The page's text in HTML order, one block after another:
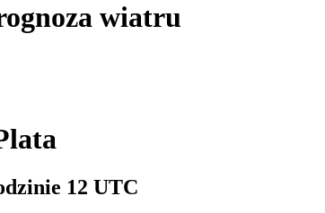
wiatru
12 UTC